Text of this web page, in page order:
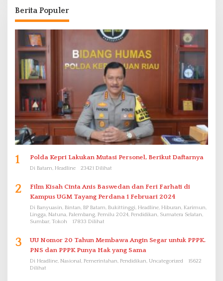
Berita Populer
1 Polda Kepri Lakukan Mutasi Personel, Berikut Daftarnya
Di Batam, Headline 23421 Dilihat
2
Film Kisah Cinta Anis Baswedan dan Feri Farhati di
Kampus UGM Tayang Perdana 1 Februari 2024
Di Banyuasin, Bintan, BP Batam, Bukittinggi, Headline, Hiburan, Karimun,
Lingga, Natuna, Palembang, Pemilu 2024, Pendidikan, Sumatera Selatan,
Sumbar, Tokoh
17833 Dilihat
3
UU Nomor 20 Tahun Membawa Angin Segar untuk PPPK.
PNS dan PPPK Punya Hak yang Sama
Di Headline, Nasional, Pemerintahan, Pendidikan, Uncategorized
15622
Dilihat